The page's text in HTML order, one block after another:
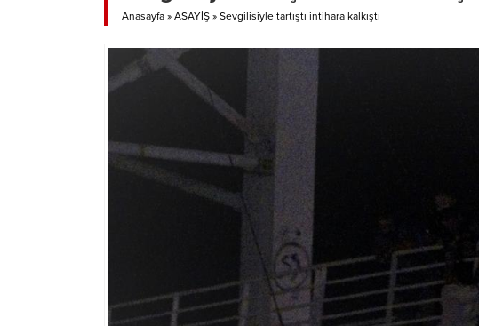
Anasayfa » ASAYİŞ » Sevgilisiyle tartıştı intihara kalkıştı